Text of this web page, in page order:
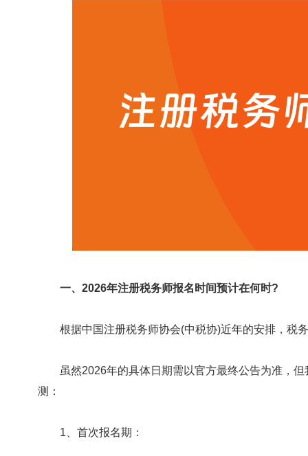
一、2026年注册税务师报名时间预计在何时?
根据中国注册税务师协会(中税协)近年的安排，税务
虽然2026年的具体日期需以官方最终公告为准，但
测：
1、首次报名期：